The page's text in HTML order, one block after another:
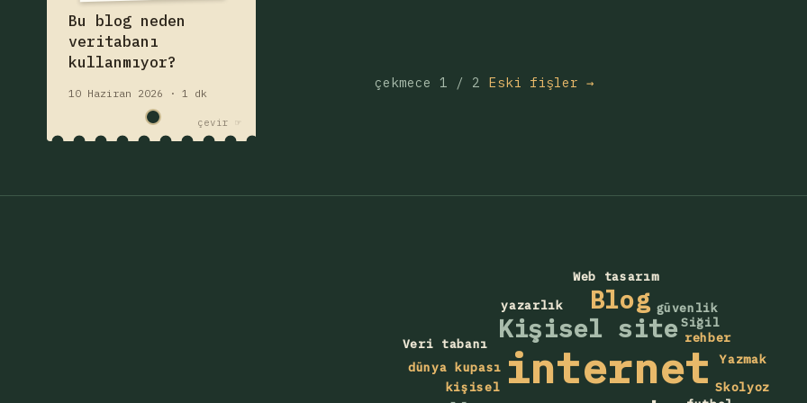
Bu blog neden
veritabanı
kullanmıyor?
10 Haziran 2026 · 1 dk
çevir ☞
veri tabanı
Fişi çek — yazıyı oku
çekmece 1 / 2 Eski fişler →
internet
Kişisel site
Blog
rehber
yazarlık güvenlik
kişisel
dünya kupası
Web tasarım
Yazmak
Siğil
Skolyoz
Veri tabanı